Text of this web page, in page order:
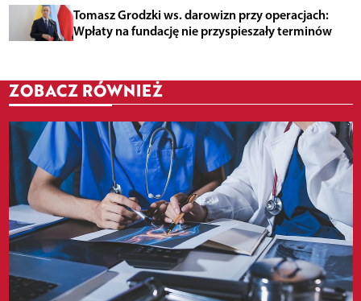
Tomasz Grodzki ws. darowizn przy operacjach:
Wpłaty na fundację nie przyspieszały terminów
ZOBACZ RÓWNIEŻ